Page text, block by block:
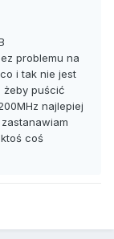
problemu na
i tak nie jest
żeby puścić
najlepiej
coś